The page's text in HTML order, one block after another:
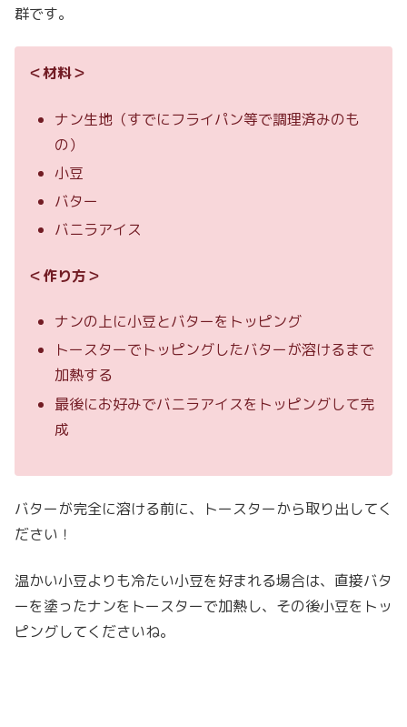
群です。
＜材料＞
ナン生地（すでにフライパン等で調理済みのも
の）
小豆
バター
バニラアイス
＜作り方＞
ナンの上に小豆とバターをトッピング
トースターでトッピングしたバターが溶けるまで
加熱する
最後にお好みでバニラアイスをトッピングして完
成
バターが完全に溶ける前に、トースターから取り出してく
ださい！
温かい小豆よりも冷たい小豆を好まれる場合は、直接バタ
ーを塗ったナンをトースターで加熱し、その後小豆をトッ
ピングしてくださいね。